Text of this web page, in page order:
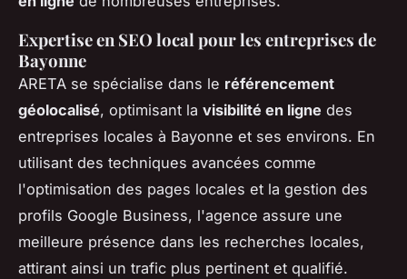
Expertise en SEO local pour les entreprises de
Bayonne
ARETA se spécialise dans le référencement
géolocalisé, optimisant la visibilité en ligne des
entreprises locales à Bayonne et ses environs. En
utilisant des techniques avancées comme
l'optimisation des pages locales et la gestion des
profils Google Business, l'agence assure une
meilleure présence dans les recherches locales,
attirant ainsi un trafic plus pertinent et qualifié.